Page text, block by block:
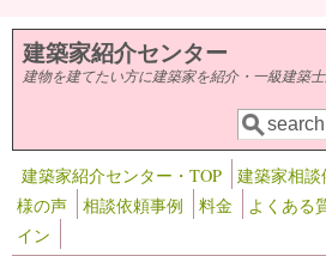
メインコンテンツに移動
建築家紹介センター
建物を建てたい方に建築家を紹介・一級建築
検索フ
検索
建築家紹介センター・TOP 建築家相
様の声
相談依頼事例 料金 よくある
イン